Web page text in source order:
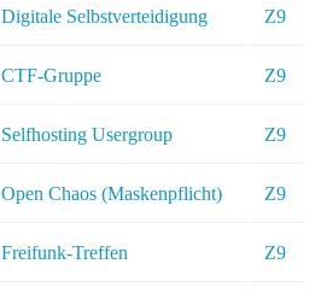
Digitale Selbstverteidigung Z9
CTF-Gruppe Z9
Selfhosting Usergroup Z9
Open Chaos (Maskenpflicht) Z9
Freifunk-Treffen Z9